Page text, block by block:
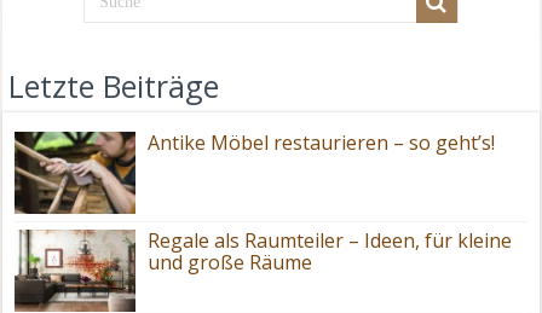
Letzte Beiträge
Antike Möbel restaurieren – so geht’s!
Regale als Raumteiler – Ideen, für kleine
und große Räume